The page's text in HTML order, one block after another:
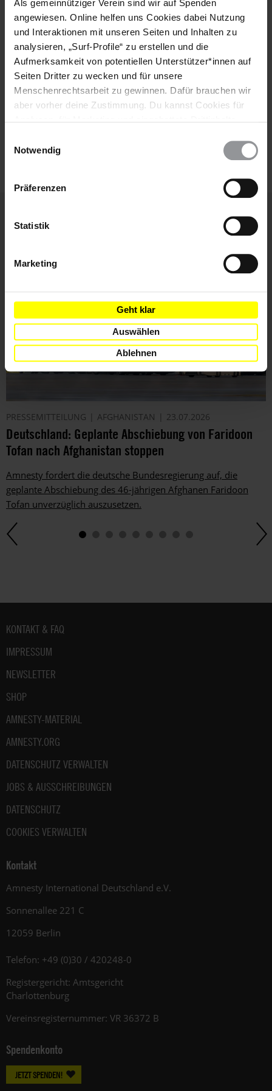
Als gemeinnütziger Verein sind wir auf Spenden
angewiesen. Online helfen uns Cookies dabei Nutzung
und Interaktionen mit unseren Seiten und Inhalten zu
analysieren, „Surf-Profile“ zu erstellen und die
Aufmerksamkeit von potentiellen Unterstützer*innen auf
Seiten Dritter zu wecken und für unsere
Menschenrechtsarbeit zu gewinnen. Dafür brauchen wir
aber vorher deine Zustimmung. Du kannst Cookies für
wieder ändern. Diesen Banner kannst Du über den Link
Notwendig
Präferenzen
Statistik
Marketing
Geht klar
Auswählen
Ablehnen
Vorname
Nachname
E-
Mail
ihnen zu.
PRESSEMITTEILUNG AFGHANISTAN 23.07.2026
Deutschland: Geplante Abschiebung von Faridoon
Tofan nach Afghanistan stoppen
Amnesty fordert die deutsche Bundesregierung auf, die
geplante Abschiebung des 46-jährigen Afghanen Faridoon
Tofan unverzüglich auszusetzen.
Fußbereich
KONTAKT & FAQ
IMPRESSUM
NEWSLETTER
SHOP
AMNESTY-MATERIAL
AMNESTY.ORG
DATENSCHUTZ VERWALTEN
JOBS & AUSSCHREIBUNGEN
DATENSCHUTZ
COOKIES VERWALTEN
Kontakt
Amnesty International Deutschland e.V.
Sonnenallee 221 C
12059 Berlin
Telefon: +49 (0)30 / 420248-0
Registergericht: Amtsgericht
Charlottenburg
Vereinsregisternummer: VR 36372 B
Spendenkonto
JETZT SPENDEN!